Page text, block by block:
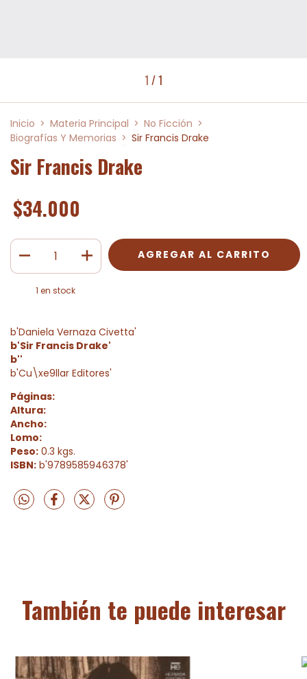
1 /1
Inicio > Materia Principal > No Ficción >
Biografías Y Memorias > Sir Francis Drake
Sir Francis Drake
$34.000
1 en stock
b'Daniela Vernaza Civetta'
b'Sir Francis Drake'
b''
b'Cu\xe9llar Editores'
Páginas:
Altura:
Ancho:
Lomo:
Peso: 0.3 kgs.
ISBN: b'9789585946378'
También te puede interesar